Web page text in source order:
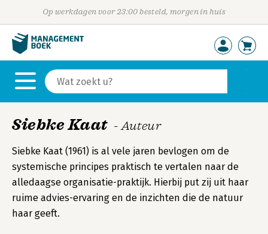
Op werkdagen voor 23:00 besteld, morgen in huis
Siebke Kaat - Auteur
Siebke Kaat (1961) is al vele jaren bevlogen om de
systemische principes praktisch te vertalen naar de
alledaagse organisatie-praktijk. Hierbij put zij uit haar
ruime advies-ervaring en de inzichten die de natuur
haar geeft.